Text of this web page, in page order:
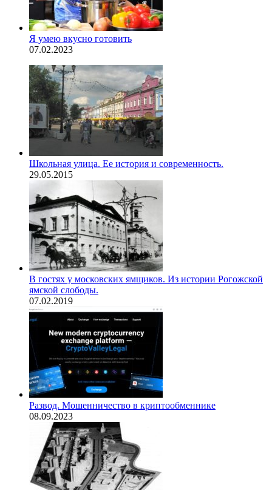
Я умею вкусно готовить
07.02.2023
Школьная улица. Ее история и современность.
29.05.2015
В гостях у московских ямщиков. Из истории Рогожской
ямской слободы.
07.02.2019
Развод. Мошенничество в криптообменнике
08.09.2023